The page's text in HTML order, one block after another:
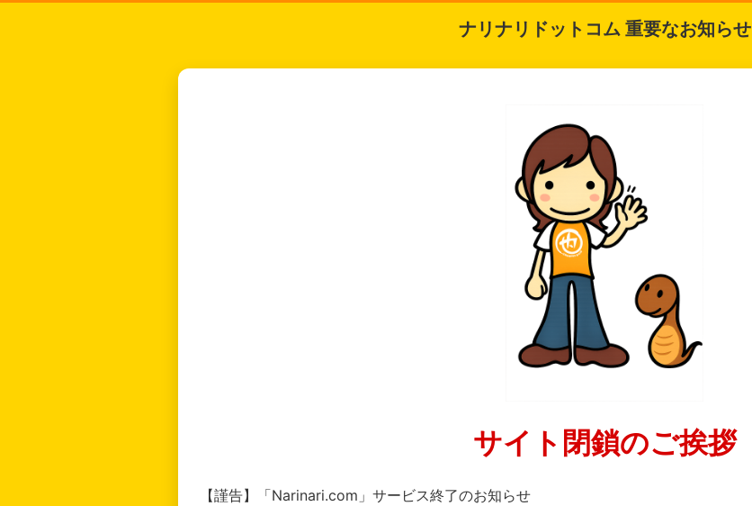
ナリナリドットコム 重要なお知らせ
サイト閉鎖のご挨拶
【謹告】「Narinari.com」サービス終了のお知らせ